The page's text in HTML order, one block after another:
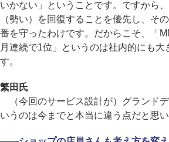
いかない」ということです。ですから
（勢い）を回復することを優先し、そ
番を守ったわけです。だからこそ、「
月連続で1位」というのは社内的にも大
す。
繁田氏
（今回のサービス設計が）グランド
いうのは今までと本当に違う点だと思い